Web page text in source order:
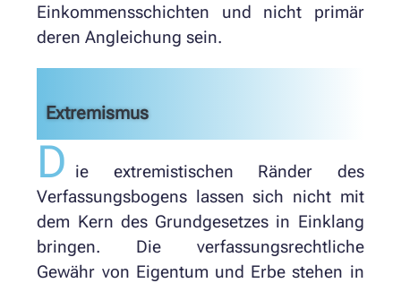
Einkommensschichten und nicht primär
deren Angleichung sein.
Extremismus
D ie extremistischen Ränder des
Verfassungsbogens lassen sich nicht mit
dem Kern des Grundgesetzes in Einklang
bringen. Die verfassungsrechtliche
Gewähr von Eigentum und Erbe stehen in